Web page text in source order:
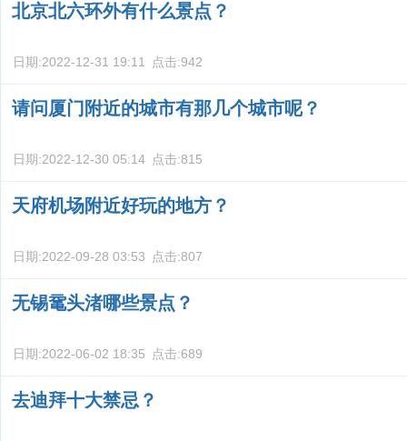
北京北六环外有什么景点？
日期:2022-12-31 19:11 点击:942
请问厦门附近的城市有那几个城市呢？
日期:2022-12-30 05:14 点击:815
天府机场附近好玩的地方？
日期:2022-09-28 03:53 点击:807
无锡鼋头渚哪些景点？
日期:2022-06-02 18:35 点击:689
去迪拜十大禁忌？